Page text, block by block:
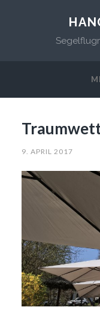
9. APRIL 2017